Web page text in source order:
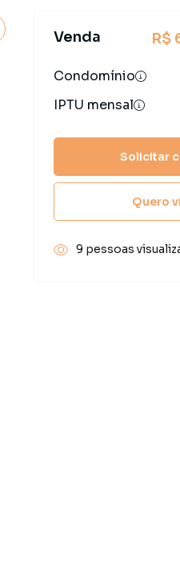
Venda R$
Condomínio
IPTU mensal
Solicitar
Quero
9 pessoas